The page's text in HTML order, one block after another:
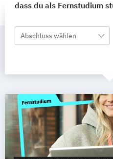
dass du als Fernstudium
Abschluss wählen